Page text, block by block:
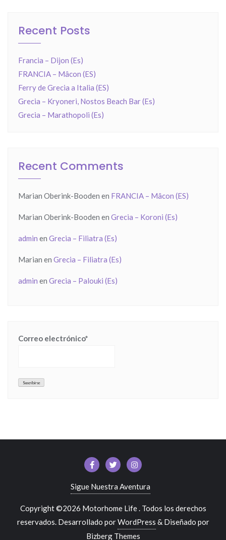
Recent Posts
Francia – Dijon (Es)
FRANCIA – Mâcon (ES)
Ferry de Grecia a Italia (ES)
Grecia – Kryoneri, Nostos Beach Bar (Es)
Grecia – Marathopoli (Es)
Recent Comments
Marian Oberink-Booden en FRANCIA – Mâcon (ES)
Marian Oberink-Booden en Grecia – Koroni (Es)
admin en Grecia – Filiatra (Es)
Marian en Grecia – Filiatra (Es)
admin en Grecia – Palouki (Es)
Correo electrónico*
Sigue Nuestra Aventura
Copyright ©2026 Motorhome Life . Todos los derechos
reservados. Desarrollado porWordPress & Diseñado por
Bizberg Themes